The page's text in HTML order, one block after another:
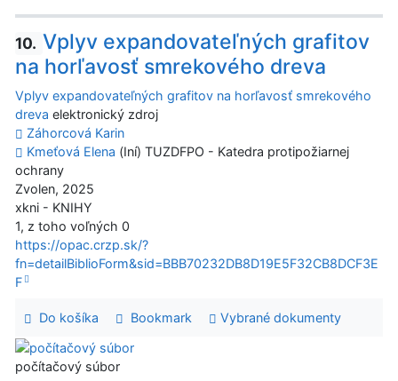
10. Vplyv expandovateľných grafitov
na horľavosť smrekového dreva
Vplyv expandovateľných grafitov na horľavosť smrekového
dreva elektronický zdroj
Záhorcová Karin
Kmeťová Elena (Iní) TUZDFPO - Katedra protipožiarnej
ochrany
Zvolen, 2025
xkni - KNIHY
1, z toho voľných 0
https://opac.crzp.sk/?
fn=detailBiblioForm&sid=BBB70232DB8D19E5F32CB8DCF3E
F
Do košíka Bookmark Vybrané dokumenty
počítačový súbor